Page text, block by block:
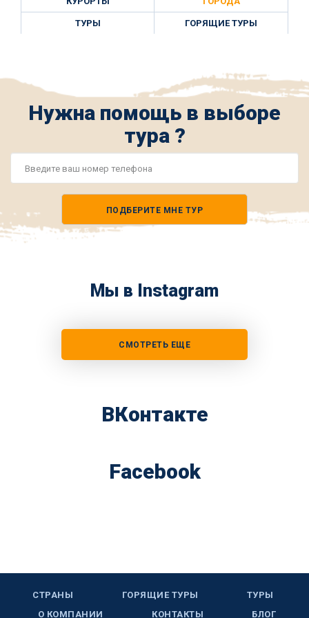
ТУРЫ ГОРЯЩИЕ ТУРЫ
Нужна помощь в выборе
тура ?
ПОДБЕРИТЕ МНЕ ТУР
Мы в Instagram
СМОТРЕТЬ ЕЩЕ
ВКонтакте
Facebook
СТРАНЫ ГОРЯЩИЕ ТУРЫ
ТУРЫ
О КОМПАНИИ
КОНТАКТЫ БЛОГ